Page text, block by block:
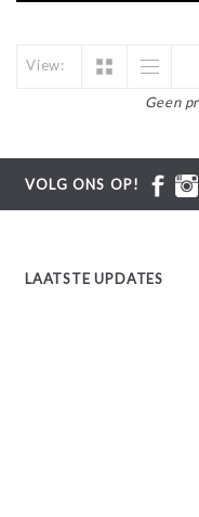
View:
Geen
VOLG ONS OP!
LAATSTE UPDATES